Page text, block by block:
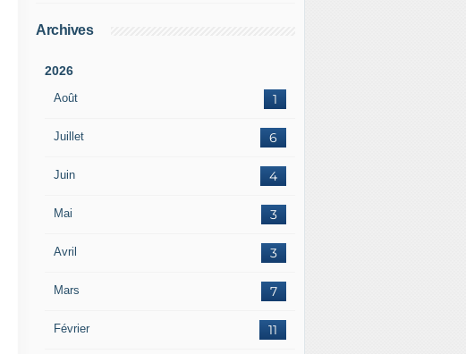
Archives
2026
Août 1
Juillet 6
Juin 4
Mai 3
Avril 3
Mars 7
Février 11